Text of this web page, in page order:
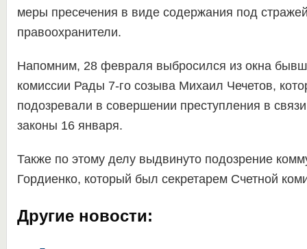
меры пресечения в виде содержания под
правоохранители.
Напомним, 28 февраля выбросился из окна
комиссии Рады 7-го созыва Михаил Чечетов,
подозревали в совершении преступления в
законы 16 января.
Также по этому делу выдвинуто подозрение
Гордиенко, который был секретарем Счетной
Другие новости: